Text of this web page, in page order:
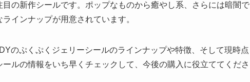
の新作シールです。ポップなものから癒やし系、さらには暗闇で
インナップが用意されています。
のぷくぷくジェリーシールのラインナップや特徴、そして現時点
ルの情報をいち早くチェックして、今後の購入に役立ててくださ